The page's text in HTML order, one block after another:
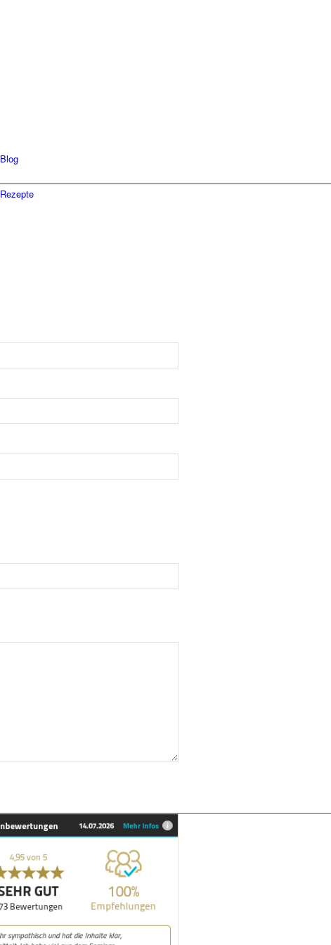
Blog
Rezepte